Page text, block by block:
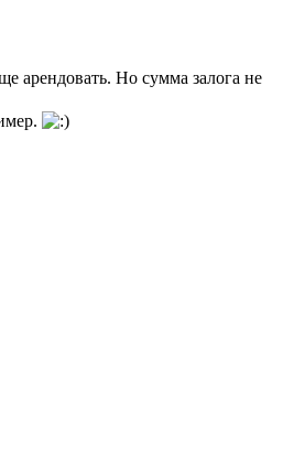
арендовать. Но сумма залога не